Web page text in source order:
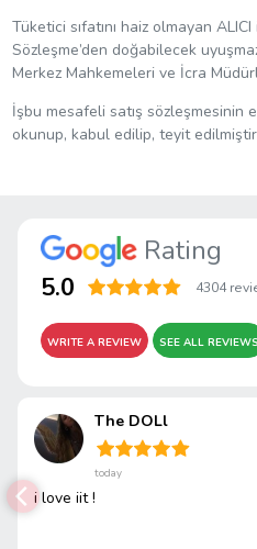
Tüketici sıfatını haiz olmayan
Sözleşme’den doğabilecek
Merkez Mahkemeleri ve İcra
İşbu mesafeli satış
okunup, kabul edilip, teyit
Rating
5.0 4304
WRITE A REVIEW SEE ALL REVIEWS
The DOLl
today
i love iit !